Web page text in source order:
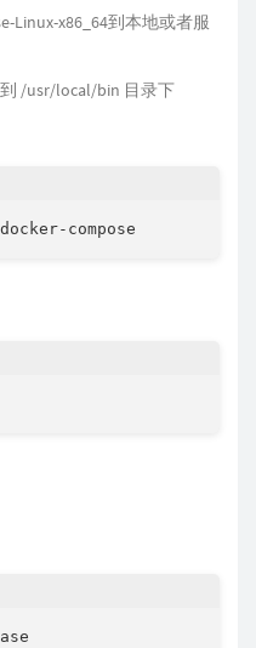
Linux-x86_64到本地或者服
/usr/local/bin 目录下
compose